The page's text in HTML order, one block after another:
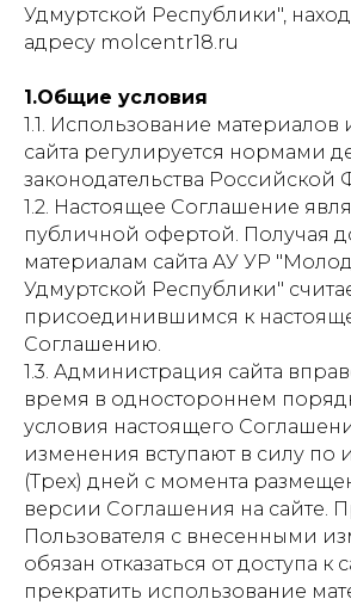
Удмуртской Республики",
адресу molcentr18.ru
1.Общие условия
1.1. Использование материалов
сайта регулируется нормами
законодательства Российской
1.2. Настоящее Соглашение
публичной офертой. Получая
материалам сайта АУ УР
Удмуртской Республики"
присоединившимся к
Соглашению.
1.3. Администрация сайта
время в одностороннем
условия настоящего
изменения вступают в силу по
(Трех) дней с момента
версии Соглашения на сайте.
Пользователя с внесенными
обязан отказаться от доступа к
прекратить использование